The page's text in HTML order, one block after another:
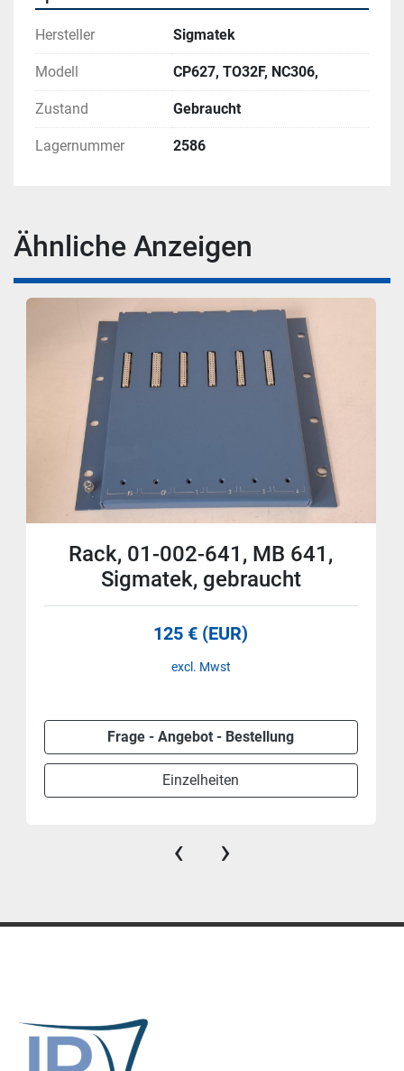
Hersteller Sigmatek
Modell CP627, TO32F, NC306,
Zustand Gebraucht
Lagernummer 2586
Ähnliche Anzeigen
Rack, 01-002-641, MB 641,
Sigmatek, gebraucht
125 € (EUR)
excl. Mwst
Frage - Angebot - Bestellung
Einzelheiten
‹ ›